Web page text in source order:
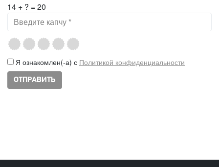
14 + ? = 20
Я ознакомлен(-а) с Политикой конфиденциальности